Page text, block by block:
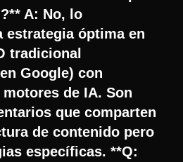
A: No, lo
estrategia óptima en
tradicional
Google) con
de IA. Son
que comparten
de contenido pero
específicas. **Q: